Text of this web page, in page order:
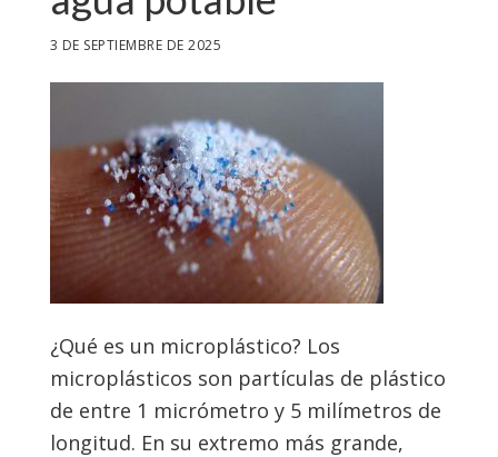
3 DE SEPTIEMBRE DE 2025
¿Qué es un microplástico? Los
microplásticos son partículas de plástico
de entre 1 micrómetro y 5 milímetros de
longitud. En su extremo más grande,